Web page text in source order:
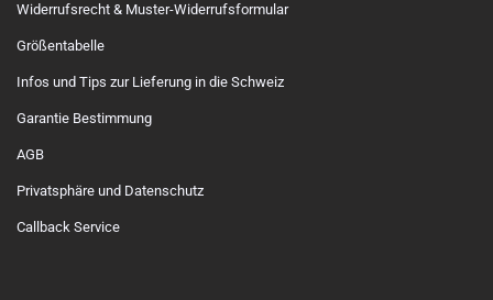
Widerrufsrecht & Muster-Widerrufsformular
Größentabelle
Infos und Tips zur Lieferung in die Schweiz
Garantie Bestimmung
AGB
Privatsphäre und Datenschutz
Callback Service